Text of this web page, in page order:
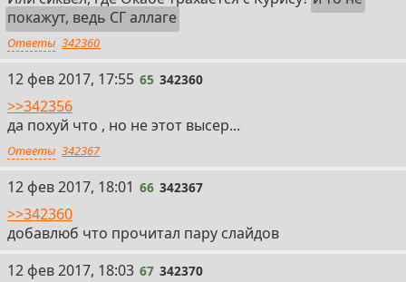
покажут, ведь СГ аллаге
Ответы 342360
65
12 фев 2017, 17:55 65 342360
>>342356
да похуй что , но не этот высер...
Ответы 342367
66
12 фев 2017, 18:01 66 342367
>>342360
добавлюб что прочитал пару слайдов
67
12 фев 2017, 18:03 67 342370